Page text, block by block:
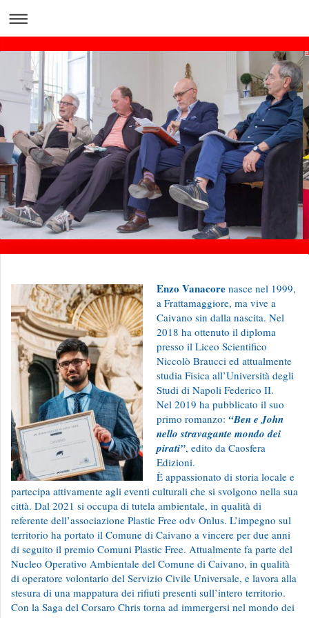
Enzo Vanacore nasce nel 1999,
a Frattamaggiore, ma vive a
Caivano sin dalla nascita. Nel
2018 ha ottenuto il diploma
presso il Liceo Scientifico
Niccolò Braucci ed attualmente
studia Fisica all’Università degli
Studi di Napoli Federico II.
Nel 2019 ha pubblicato il suo
primo romanzo: “Ben e John
nello stravagante mondo dei
pirati”, edito da Caosfera
Edizioni.
È appassionato di storia locale e
partecipa attivamente agli eventi culturali che si svolgono nella sua
città. Dal 2021 si occupa di tutela ambientale, in qualità di
referente dell’associazione Plastic Free odv Onlus. L’impegno sul
territorio ha portato il Comune di Caivano a vincere per due anni
di seguito il premio Comuni Plastic Free. Attualmente fa parte del
Nucleo Operativo Ambientale del Comune di Caivano, in qualità
di operatore volontario del Servizio Civile Universale, e lavora alla
stesura di una mappatura dei rifiuti presenti sull’intero territorio.
Con la Saga del Corsaro Chris torna ad immergersi nel mondo dei